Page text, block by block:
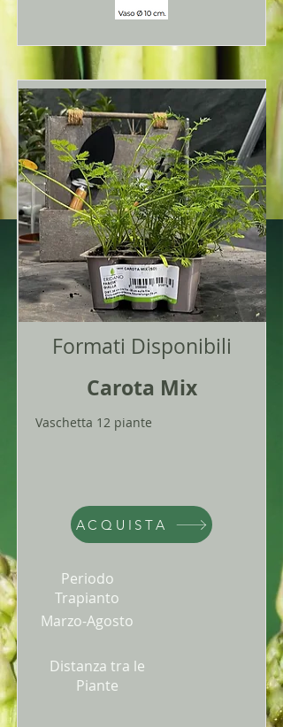
Formati Disponibili
Carota Mix
Vaschetta 12 piante
ACQUISTA
Periodo
Trapianto
Marzo-Agosto
Distanza tra le
Piante